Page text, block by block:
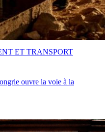
ouvre la voie à la
ET TRANSPORT